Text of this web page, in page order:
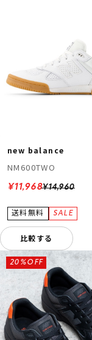
new balance
NM600TWO
¥14,960
¥11,968
比較する
20%OFF